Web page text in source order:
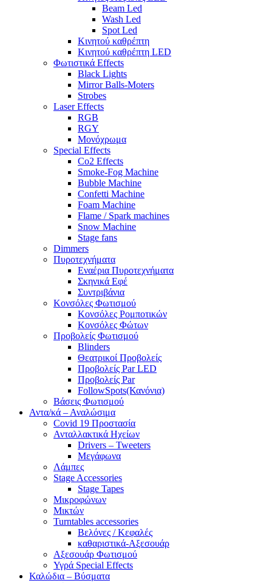
Beam Led
Wash Led
Spot Led
Κινητού καθρέπτη
Κινητού καθρέπτη LED
Φωτιστικά Effects
Black Lights
Mirror Balls-Moters
Strobes
Laser Effects
RGB
RGY
Μονόχρωμα
Special Effects
Co2 Effects
Smoke-Fog Machine
Bubble Machine
Confetti Machine
Foam Machine
Flame / Spark machines
Snow Machine
Stage fans
Dimmers
Πυροτεχνήματα
Εναέρια Πυροτεχνήματα
Σκηνικά Εφέ
Συντριβάνια
Κονσόλες Φωτισμού
Κονσόλες Ρομποτικών
Κονσόλες Φώτων
Προβολείς Φωτισμού
Blinders
Θεατρικοί Προβολείς
Προβολείς Par LED
Προβολείς Par
FollowSpots(Κανόνια)
Βάσεις Φωτισμού
Αντα/κά – Αναλώσιμα
Covid 19 Προστασία
Ανταλλακτικά Ηχείων
Drivers – Tweeters
Μεγάφωνα
Λάμπες
Stage Accessories
Stage Tapes
Μικροφώνων
Μικτών
Turntables accessories
Βελόνες / Κεφαλές
καθαριστικά-Αξεσουάρ
Αξεσουάρ Φωτισμού
Υγρά Special Effects
Καλώδια – Βύσματα